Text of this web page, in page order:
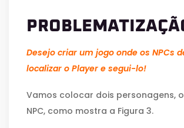
Desejo criar um jogo onde os NPCs
localizar o Player e segui-lo!
Vamos colocar dois personagens,
NPC, como mostra a Figura 3.